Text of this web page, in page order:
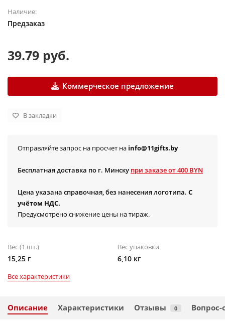
Наличие:
Предзаказ
39.79 руб.
Коммерческое предложение
В закладки
Отправляйте запрос на просчет на info@11gifts.by
Бесплатная доставка по г. Минску при заказе от 400 BYN
Цена указана справочная, без нанесения логотипа. С
учётом НДС.
Предусмотрено снижение цены на тираж.
Вес (1 шт.)
15,25 г
Вес упаковки
6,10 кг
Все характеристики
Описание Характеристики Отзывы 0 Вопрос-